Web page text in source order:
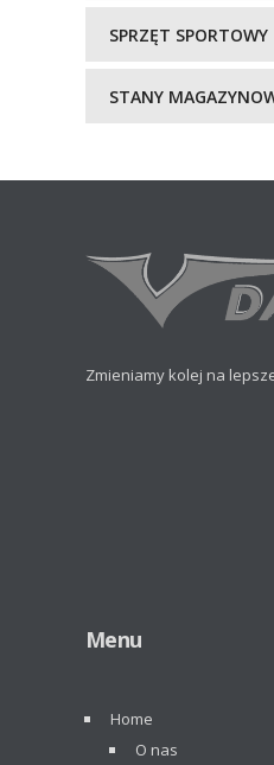
SPRZĘT SPORTOWY
STANY
Zmieniamy kolej na
Menu
Home
O nas